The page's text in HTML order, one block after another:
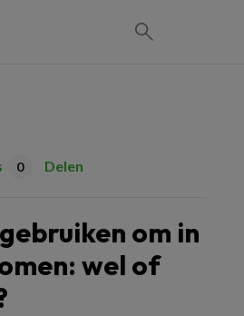
0 Delen
om in
wel of